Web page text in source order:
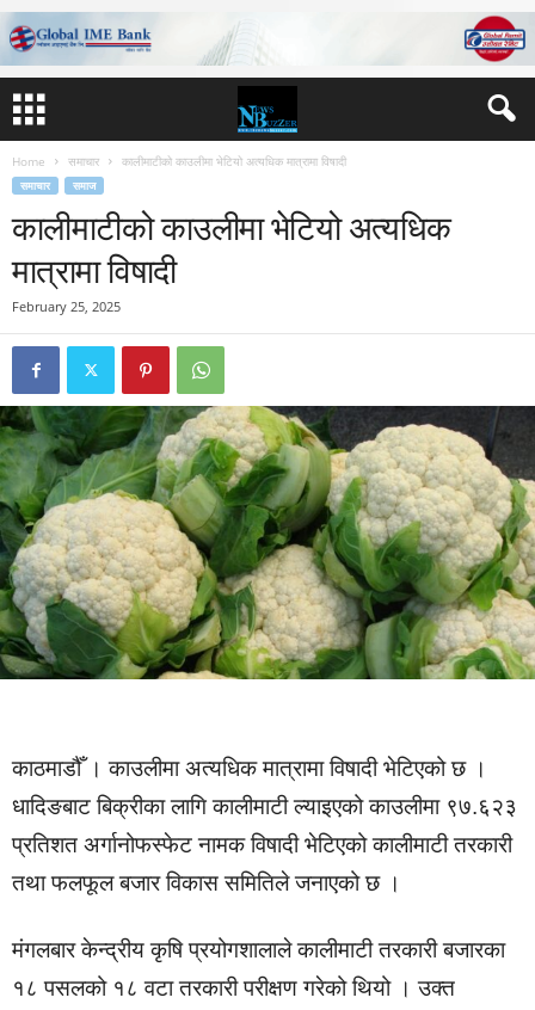
Home समाचार कालीमाटीको काउलीमा भेटियो अत्यधिक मात्रामा विषादी
समाचार समाज
कालीमाटीको काउलीमा भेटियो अत्यधिक
मात्रामा विषादी
February 25, 2025
काठमाडौँ । काउलीमा अत्यधिक मात्रामा विषादी भेटिएको छ ।
धादिङबाट बिक्रीका लागि कालीमाटी ल्याइएको काउलीमा ९७.६२३
प्रतिशत अर्गानोफस्फेट नामक विषादी भेटिएको कालीमाटी तरकारी
तथा फलफूल बजार विकास समितिले जनाएको छ ।
मंगलबार केन्द्रीय कृषि प्रयोगशालाले कालीमाटी तरकारी बजारका
१८ पसलको १८ वटा तरकारी परीक्षण गरेको थियो । उक्त